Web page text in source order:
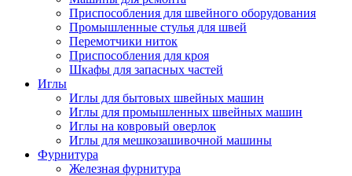
Приспособления для швейного оборудования
Промышленные стулья для швей
Перемотчики ниток
Приспособления для кроя
Шкафы для запасных частей
Иглы
Иглы для бытовых швейных машин
Иглы для промышленных швейных машин
Иглы на ковровый оверлок
Иглы для мешкозашивочной машины
Фурнитура
Железная фурнитура